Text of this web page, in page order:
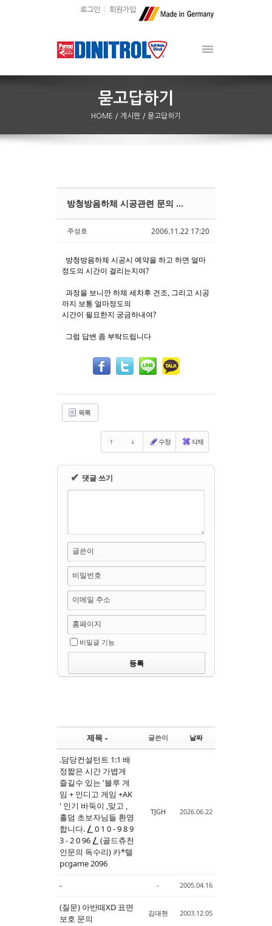
로그인 회원가입
HOME / 게시판 / 묻고답하기
2006.11.22 17:20
방청방음하체 시공관련 문의 ...
주성호
방청방음하체 시공시 예약을 하고 하면 얼마
정도의 시간이 걸리는지여?
과정을 보니깐 하체 세차후 건조, 그리고 시공
까지 보통 얼마정도의
시간이 필요한지 궁금하내여?
그럼 답변 좀 부탁드립니다
목록
수정 삭제
✔ 댓글 쓰기
글쓴이
비밀번호
이메일 주소
홈페이지
비밀글 기능
제목 글쓴이 날짜
.담당컨설턴트 1:1 배
정짧은 시간 가볍게
즐길수 있는 '블루 게
임 + 인디고 게임 +AK
' 인기 바둑이 ,맞고 ,
홀덤 초보자님들 환영
합니다. ⎳ 0 1 0 - 9 8 9
3 - 2 0 96 ⎳ (골드츄천
인문의 독수리) 카*텔
pcgame 2096
TJGH 2026.06.22
- - 2005.04.16
(질문) 아반떼XD 표면
보호 문의
김대현 2003.12.05
Sketchbook5, 스케치북5
Sketchbook5, 스케치북5
Sketchbook5, 스케치북5
Sketchbook5, 스케치북5